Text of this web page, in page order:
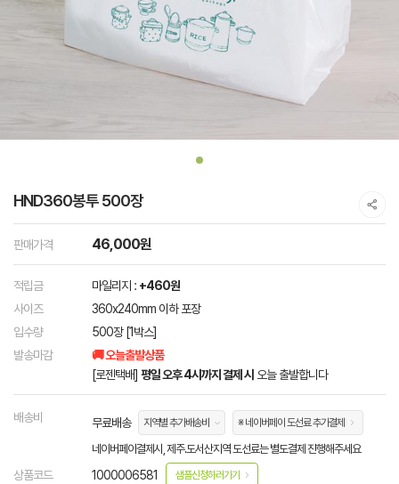
HND360봉투 500장
판매가격 46,000원
적립금 마일리지 : +460원
사이즈
360x240mm 이하 포장
입수량
500장 [1박스]
발송마감
🚚 오늘출발상품
[로젠택배] 평일 오후 4시까지 결제 시 오늘 출발합니다
배송비 무료배송 지역별 추가배송비 ※ 네이버페이 도선료 추가결제
네이버페이결제시, 제주.도서산지역 도선료는 별도결제 진행해주세요
상품코드 1000006581 샘플신청하러가기